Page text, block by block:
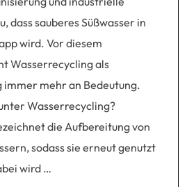
dass sauberes Süßwasser in
wird. Vor diesem
Wasserrecycling als
immer mehr an Bedeutung.
Wasserrecycling?
die Aufbereitung von
sodass sie erneut genutzt
wird …